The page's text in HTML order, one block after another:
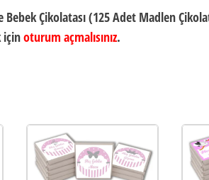
Bebek Çikolatası (125 Adet Madlen
içinoturum açmalısınız.